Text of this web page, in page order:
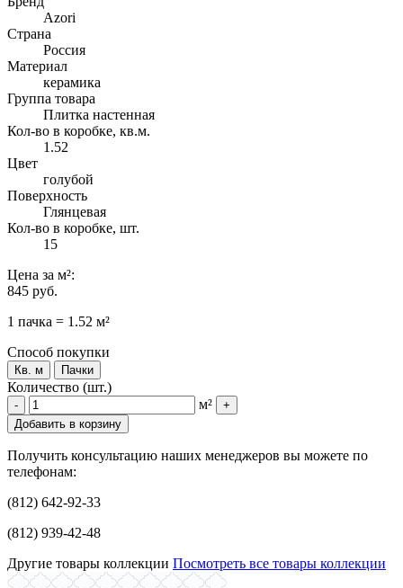
Azori
Страна
Россия
Материал
керамика
Группа товара
Плитка настенная
Кол-во в коробке, кв.м.
1.52
Цвет
голубой
Поверхность
Глянцевая
Кол-во в коробке, шт.
15
Цена за м²:
845 руб.
1 пачка = 1.52 м²
Способ покупки
Кв. м Пачки
Количество (шт.)
- м²
+
Добавить в корзину
Получить консультацию наших менеджеров вы можете по
телефонам:
(812) 642-92-33
(812) 939-42-48
Другие товары коллекции Посмотреть все товары коллекции